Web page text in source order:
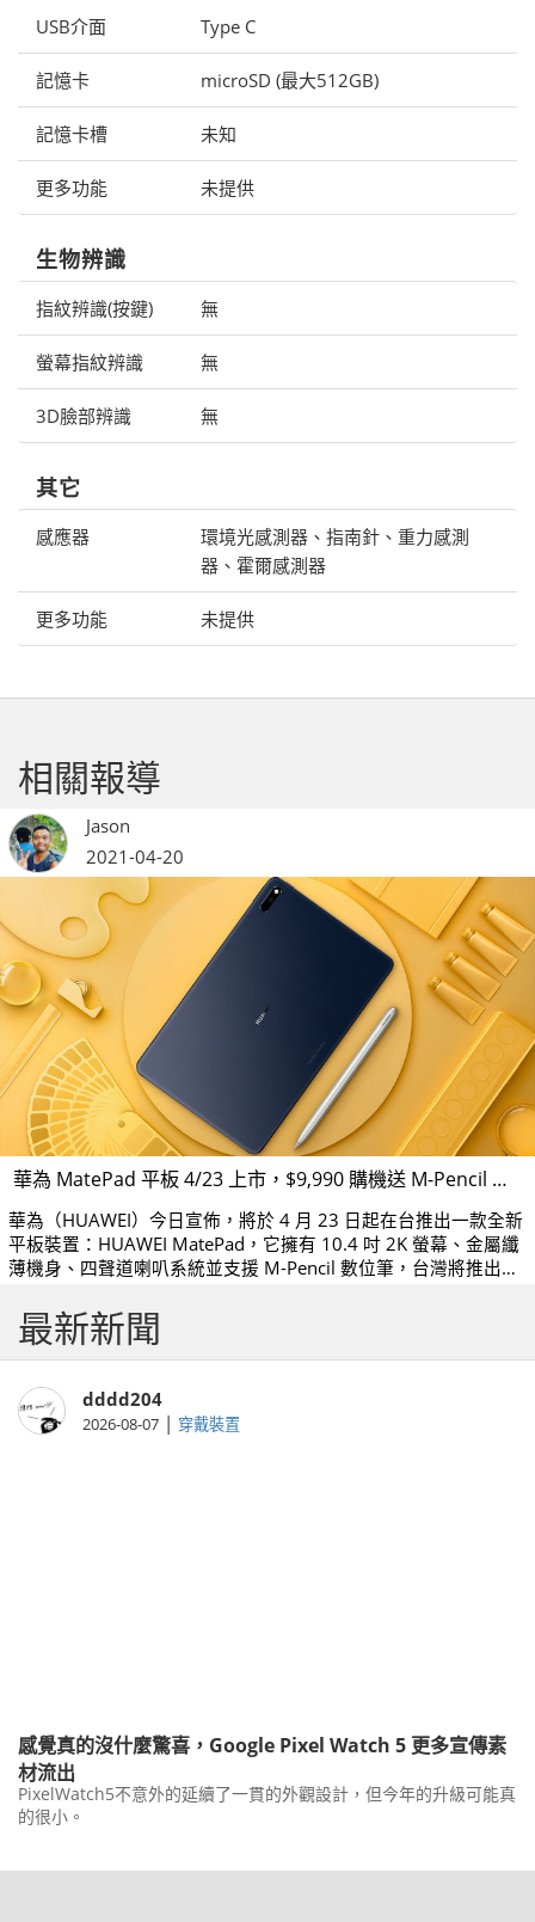
USB介面 Type C
記憶卡 microSD (最大512GB)
記憶卡槽 未知
更多功能 未提供
生物辨識
指紋辨識(按鍵) 無
螢幕指紋辨識 無
3D臉部辨識 無
其它
感應器
環境光感測器、指南針、重力感測
器、霍爾感測器
更多功能 未提供
相關報導
Jason
2021-04-20
華為 MatePad 平板 4/23 上市，$9,990 購機送 M-Pencil 等三大好禮
華為（HUAWEI）今日宣佈，將於 4 月 23 日起在台推出一款全新
平板裝置：HUAWEI MatePad，它擁有 10.4 吋 2K 螢幕、金屬纖
薄機身、四聲道喇叭系統並支援 M-Pencil 數位筆，台灣將推出
禮活動。
最新新聞
dddd204
2026-08-07 | 穿戴裝置
感覺真的沒什麼驚喜，Google Pixel Watch 5 更多宣傳素
材流出
PixelWatch5不意外的延續了一貫的外觀設計，但今年的升級可能真
的很小。